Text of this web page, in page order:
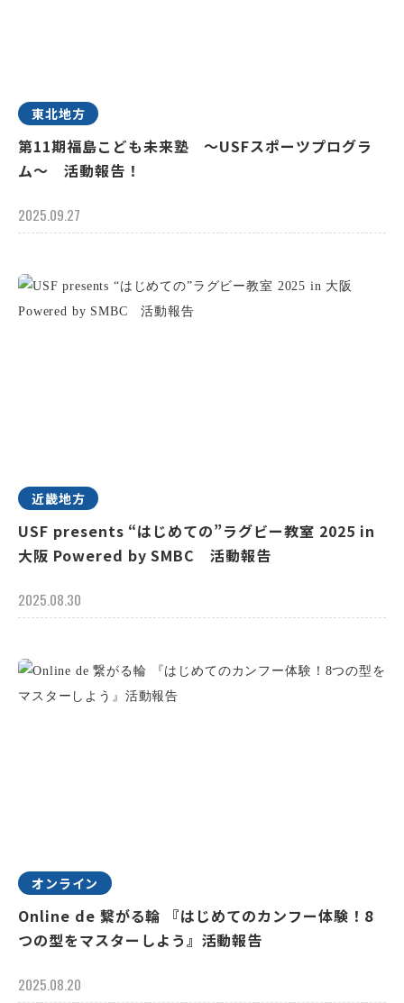
東北地方
第11期福島こども未来塾 ～USFスポーツプログラ
ム～ 活動報告！
2025.09.27
近畿地方
USF presents “はじめての”ラグビー教室 2025 in
大阪 Powered by SMBC 活動報告
2025.08.30
オンライン
Online de 繋がる輪 『はじめてのカンフー体験！8
つの型をマスターしよう』活動報告
2025.08.20